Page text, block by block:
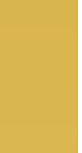
και την